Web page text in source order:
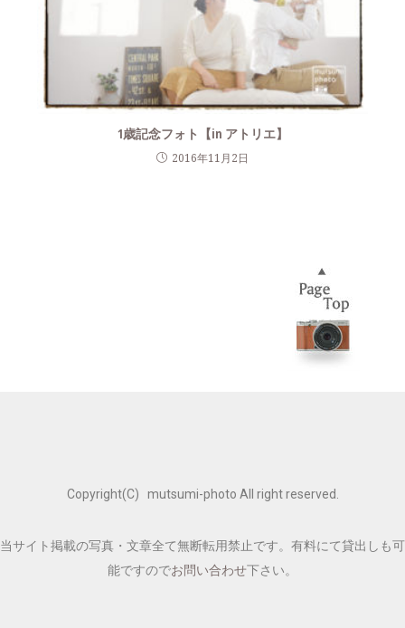
1歳記念フォト【in アトリエ】
2016年11月2日
Copyright(C) mutsumi-photo All right reserved.
当サイト掲載の写真・文章全て無断転用禁止です。有料にて貸出しも可
能ですのでお問い合わせ下さい。